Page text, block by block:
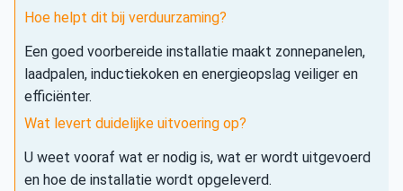
Hoe helpt dit bij verduurzaming?
Een goed voorbereide installatie maakt zonnepanelen,
laadpalen, inductiekoken en energieopslag veiliger en
efficiënter.
Wat levert duidelijke uitvoering op?
U weet vooraf wat er nodig is, wat er wordt uitgevoerd
en hoe de installatie wordt opgeleverd.